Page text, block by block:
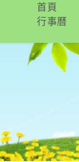
要
首頁
行事曆